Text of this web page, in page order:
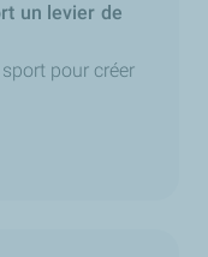
un levier de
pour créer